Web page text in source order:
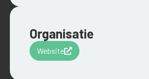
Organisatie
Website